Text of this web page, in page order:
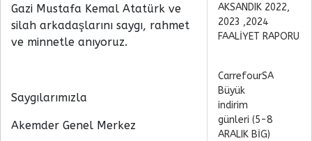
Gazi Mustafa Kemal Atatürk ve
silah arkadaşlarını saygı, rahmet
ve minnetle anıyoruz.
Saygılarımızla
Akemder Genel Merkez
AKSANDIK 2022,
2023 ,2024
FAALİYET RAPORU
CarrefourSA
Büyük
indirim
günleri (5-8
ARALIK BİG)